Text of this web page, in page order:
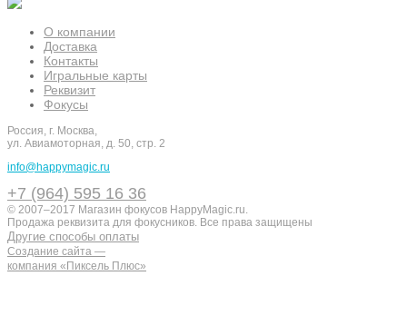
О компании
Доставка
Контакты
Игральные карты
Реквизит
Фокусы
Россия, г. Москва,
ул. Авиамоторная, д. 50, стр. 2
info@happymagic.ru
+7 (964) 595 16 36
© 2007–2017 Магазин фокусов HappyMagic.ru.
Продажа реквизита для фокусников. Все права защищены
Другие способы оплаты
Создание сайта —
компания «Пиксель Плюс»